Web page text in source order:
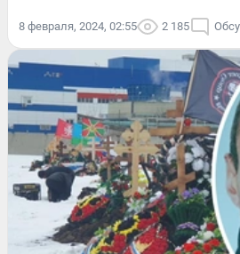
8 февраля, 2024, 02:55 2 185